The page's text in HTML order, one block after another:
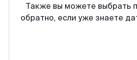
Также вы можете выбрать
обратно, если уже знаете